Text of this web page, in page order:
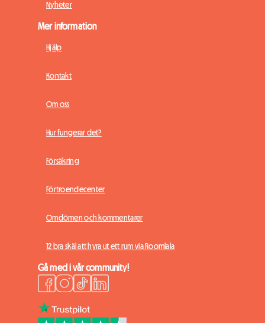
Nyheter
Mer information
Hjälp
Kontakt
Om oss
Hur fungerar det?
Försäkring
Förtroendecenter
Omdömen och kommentarer
12 bra skäl att hyra ut ett rum via Roomlala
Gå med i vår community!